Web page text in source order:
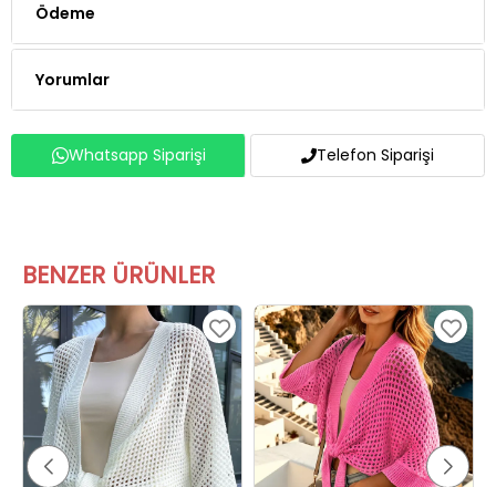
Ödeme
Yorumlar
Whatsapp Siparişi Telefon Siparişi
BENZER ÜRÜNLER